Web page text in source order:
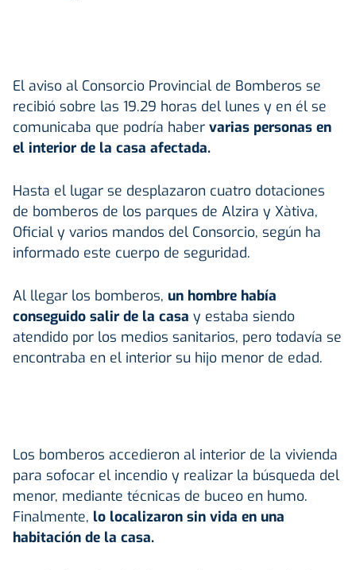
El aviso al Consorcio Provincial de Bomberos se
recibió sobre las 19.29 horas del lunes y en él se
comunicaba que podría haber varias personas en
el interior de la casa afectada.
Hasta el lugar se desplazaron cuatro dotaciones
de bomberos de los parques de Alzira y Xàtiva,
Oficial y varios mandos del Consorcio, según ha
informado este cuerpo de seguridad.
Al llegar los bomberos, un hombre había
conseguido salir de la casa y estaba siendo
atendido por los medios sanitarios, pero todavía se
encontraba en el interior su hijo menor de edad.
Los bomberos accedieron al interior de la vivienda
para sofocar el incendio y realizar la búsqueda del
menor, mediante técnicas de buceo en humo.
Finalmente, lo localizaron sin vida en una
habitación de la casa.